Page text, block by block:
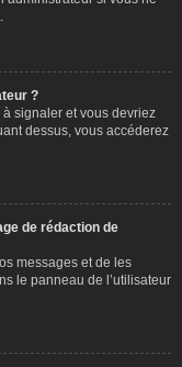
?
à signaler et vous devriez
dessus, vous accéderez
de rédaction de
messages et de les
le panneau de l’utilisateur